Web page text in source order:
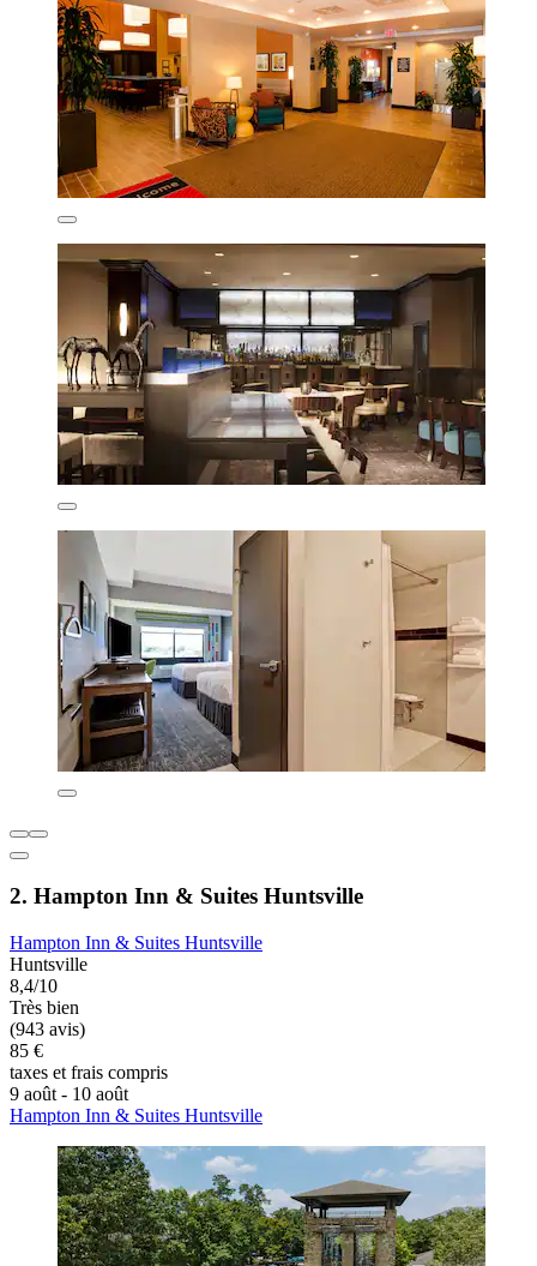
2. Hampton Inn & Suites Huntsville
Hampton Inn & Suites Huntsville
Huntsville
8,4/10
Très bien
(943 avis)
85 €
taxes et frais compris
9 août - 10 août
Hampton Inn & Suites Huntsville